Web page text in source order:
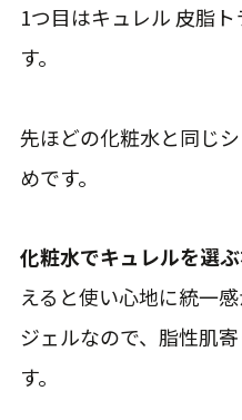
1つ目はキュレル 皮脂
す。
先ほどの化粧水と同じ
めです。
化粧水でキュレルを選
えると使い心地に統一
ジェルなので、脂性肌
す。